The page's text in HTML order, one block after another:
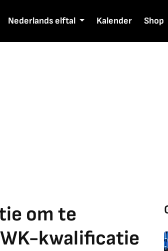
Nederlands elftal Kalender Shop
om te
kwalificatie